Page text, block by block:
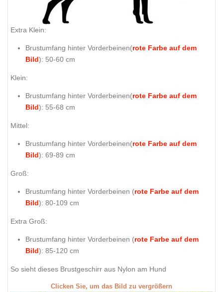
Extra Klein:
Brustumfang hinter Vorderbeinen(rote Farbe auf dem
Bild): 50-60 cm
Klein:
Brustumfang hinter Vorderbeinen(rote Farbe auf dem
Bild): 55-68 cm
Mittel:
Brustumfang hinter Vorderbeinen(rote Farbe auf dem
Bild): 69-89 cm
Groß:
Brustumfang hinter Vorderbeinen (rote Farbe auf dem
Bild): 80-109 cm
Extra Groß:
Brustumfang hinter Vorderbeinen (rote Farbe auf dem
Bild): 85-120 cm
So sieht dieses Brustgeschirr aus Nylon am Hund
Clicken Sie, um das Bild zu vergrößern